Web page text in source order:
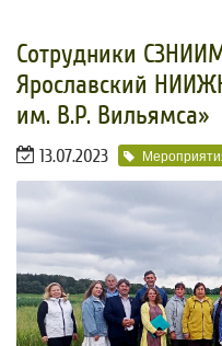
Сотрудники
Ярославский
им. В.Р. Вильямса»
13.07.2023